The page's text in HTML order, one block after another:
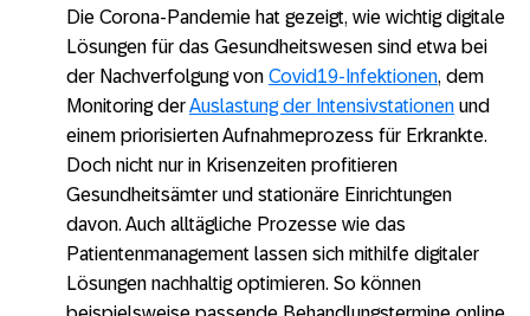
Die Corona-Pandemie hat gezeigt, wie wichtig digitale
Lösungen für das Gesundheitswesen sind etwa bei
der Nachverfolgung von Covid19-Infektionen, dem
Monitoring derAuslastung der Intensivstationen und
einem priorisierten Aufnahmeprozess für Erkrankte.
Doch nicht nur in Krisenzeiten profitieren
Gesundheitsämter und stationäre Einrichtungen
davon. Auch alltägliche Prozesse wie das
Patientenmanagement lassen sich mithilfe digitaler
Lösungen nachhaltig optimieren. So können